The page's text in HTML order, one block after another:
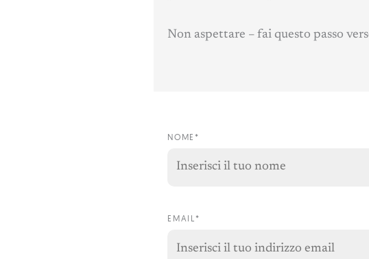
Non aspettare – fai questo passo
NOME*
EMAIL*